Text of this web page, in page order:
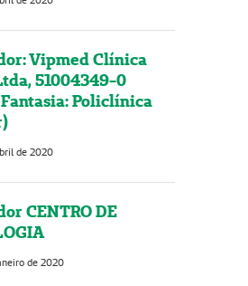
Vipmed Clínica
51004349-0
Policlínica
de 2020
CENTRO DE
de 2020